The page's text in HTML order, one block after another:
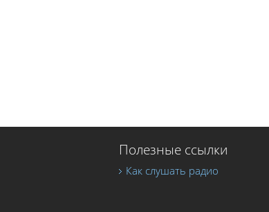
Полезные ссылки
Как слушать радио